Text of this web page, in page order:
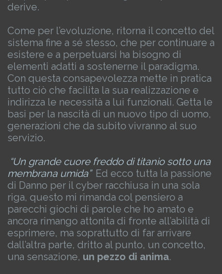
derive.
Come per l’evoluzione, ritorna il concetto del
sistema fine a sé stesso, che per continuare a
esistere e a perpetuarsi ha bisogno di
elementi adatti a sostenerne il paradigma.
Con questa consapevolezza mette in pratica
tutto ciò che facilita la sua realizzazione e
indirizza le necessità a lui funzionali. Getta le
basi per la nascità di un nuovo tipo di uomo,
generazioni che da subito vivranno al suo
servizio.
“Un grande cuore freddo di titanio sotto una
membrana umida” Ed ecco tutta la passione
di Danno per il cyber racchiusa in una sola
riga, questo mi rimanda col pensiero a
parecchi giochi di parole che ho amato e
ancora rimango attonita di fronte all’abilità di
esprimere, ma soprattutto di far arrivare
dall’altra parte, dritto al punto, un concetto,
una sensazione, un pezzo di anima.